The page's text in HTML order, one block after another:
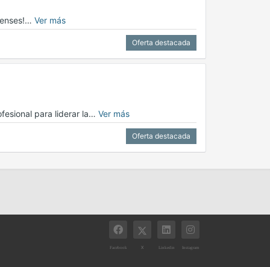
Ver más
Oferta destacada
para liderar la… Ver más
Oferta destacada
Facebook X Linkedin Instagram